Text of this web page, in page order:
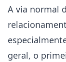
A via normal
geral, o